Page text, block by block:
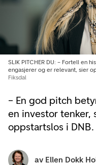
– En god pitch
en investor tenker,
oppstartslos i DNB.
SLIK PITCHER DU: – Fortell en
engasjerer og er relevant, sier
Fiksdal
av Ellen Dokk